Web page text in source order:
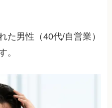
た男性（40代/自営業）
。